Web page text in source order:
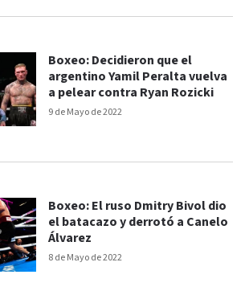
9 de Mayo de 2022
Boxeo: Decidieron que el
argentino Yamil Peralta vuelva
a pelear contra Ryan Rozicki
8 de Mayo de 2022
Boxeo: El ruso Dmitry Bivol dio
el batacazo y derrotó a Canelo
Álvarez